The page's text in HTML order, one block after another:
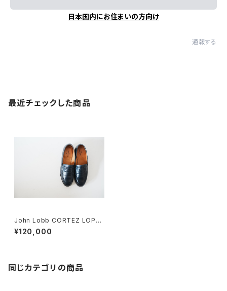
日本国内にお住まいの方向け
通報する
最近チェックした商品
John Lobb CORTEZ LOPEZ
コインローファー 55C
¥120,000
同じカテゴリの商品